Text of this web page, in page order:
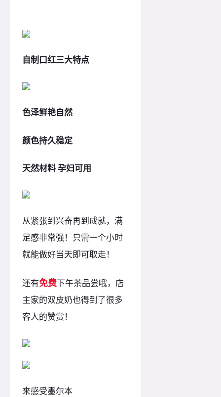
自制口红三大特点
色泽鲜艳自然
颜色持久稳定
天然材料 孕妇可用
从紧张到兴奋再到成就，满
足感非常强！只需一个小时
就能做好当天即可取走！
还有免费下午茶品尝哦，店
主家的双皮奶也得到了很多
客人的赞赏！
来感受墨尔本